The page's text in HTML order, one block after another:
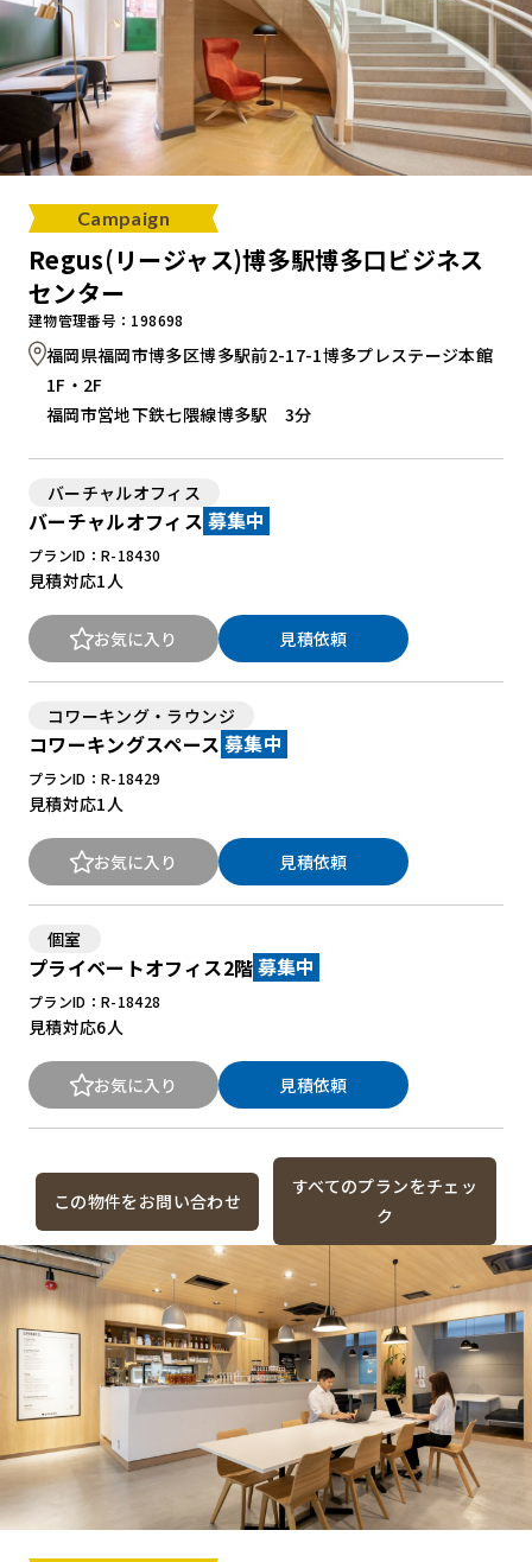
Campaign
Regus(リージャス)博多駅博多口ビジネス
センター
建物管理番号：198698
福岡県福岡市博多区博多駅前2-17-1博多プレステージ本館
1F・2F
福岡市営地下鉄七隈線博多駅 3分
バーチャルオフィス
バーチャルオフィス 募集中
プランID：R-18430
見積対応1人
お気に入り 見積依頼
コワーキング・ラウンジ
コワーキングスペース 募集中
プランID：R-18429
見積対応1人
お気に入り 見積依頼
個室
プライベートオフィス2階 募集中
プランID：R-18428
見積対応6人
お気に入り 見積依頼
この物件をお問い合わせ
すべてのプランをチェッ
ク